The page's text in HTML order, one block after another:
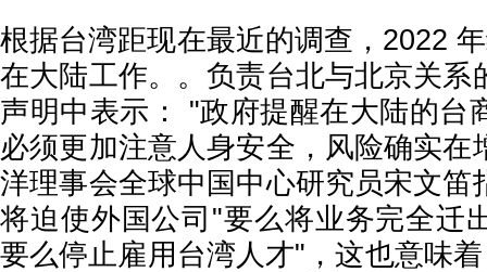
根据台湾距现在最近的调查，2022
在大陆工作。。负责台北与北京关系
声明中表示： "政府提醒在大陆的台
必须更加注意人身安全，风险确实在
洋理事会全球中国中心研究员宋文笛
将迫使外国公司"要么将业务完全迁
要么停止雇用台湾人才"，这也意味